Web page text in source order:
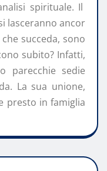
spirituale. Il
lasceranno ancor
succeda, sono
subito? Infatti,
parecchie sedie
La sua unione,
presto in famiglia